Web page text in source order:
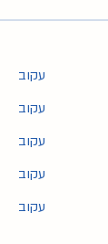
עקוב
עקוב
עקוב
עקוב
עקוב